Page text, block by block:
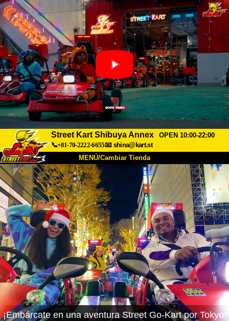
Street Kart Shibuya Annex
OPEN 10:00-22:00
📞+81-70-2222-6655📧 shina@kart.st
MENÚ/Cambiar Tienda
Acerca de Especificaciones Precios
Acceso Testimonios Preguntas Frecuentes
Empresa Reservas
Cambiar Tienda
Tokyo Shinagawa Tokyo Akihabara#1
Tokyo Akihabara#2 Tokyo Shibuya
Tokyo Shibuya Annex Tokyo Bay
Tokyo Asakusa Osaka
¡Embárcate en una aventura Street Go-Kart por Tokyo!